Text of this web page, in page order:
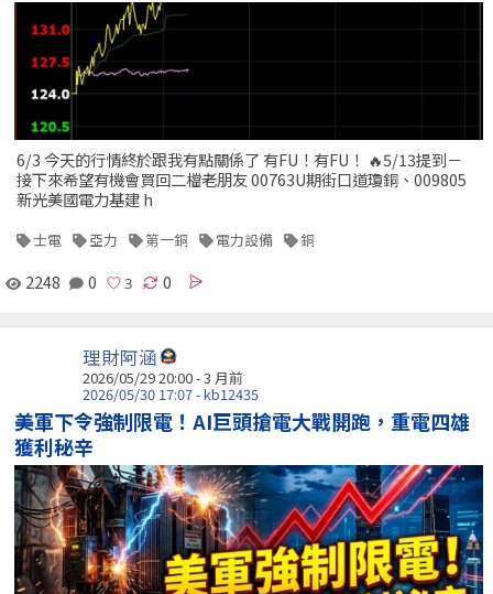
6/3 今天的行情終於跟我有點關係了 有FU！有FU！ 🔥5/13提到－
接下來希望有機會買回二檔老朋友 00763U期街口道瓊銅、009805
新光美國電力基建 h
士電 亞力 第一銅 電力設備 銅
2248 0 0
理財阿涵
2026/05/29 20:00 - 3 月前
2026/05/30 17:07 - kb12435
美軍下令強制限電！AI巨頭搶電大戰開跑，重電四雄
獲利秘辛